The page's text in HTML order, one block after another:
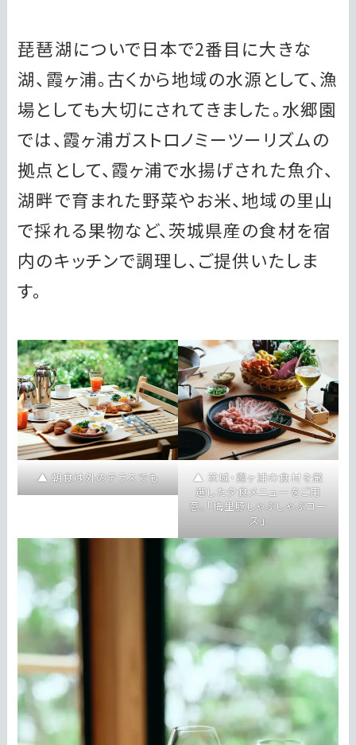
琵琶湖についで日本で2番目に大きな
湖、霞ヶ浦。古くから地域の水源として、漁
場としても大切にされてきました。水郷園
では、霞ヶ浦ガストロノミーツーリズムの
拠点として、霞ヶ浦で水揚げされた魚介、
湖畔で育まれた野菜やお米、地域の里山
で採れる果物など、茨城県産の食材を宿
内のキッチンで調理し、ご提供いたしま
す。
朝食は外のテラスでも
茨城・霞ヶ浦の食材を厳
選した夕食メニューをご用
意。「梅里豚しゃぶしゃぶコー
ス」